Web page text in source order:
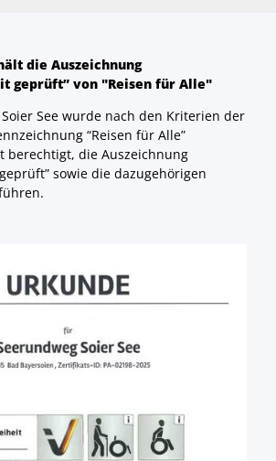
die Auszeichnung
geprüft” von "Reisen für Alle"
See wurde nach den Kriterien der
“Reisen für Alle”
berechtigt, die Auszeichnung
sowie die dazugehörigen